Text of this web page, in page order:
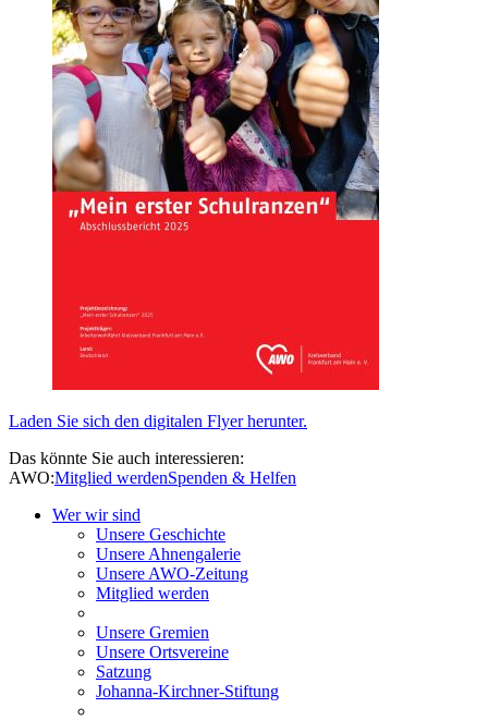
Laden Sie sich den digitalen Flyer herunter.
Das könnte Sie auch interessieren:
AWO:Mitglied werdenSpenden & Helfen
Wer wir sind
Unsere Geschichte
Unsere Ahnengalerie
Unsere AWO-Zeitung
Mitglied werden
Unsere Gremien
Unsere Ortsvereine
Satzung
Johanna-Kirchner-Stiftung